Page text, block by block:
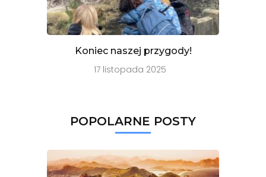
Koniec naszej przygody!
17 listopada 2025
POPOLARNE POSTY